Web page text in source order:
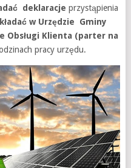
deklaracje przystąpienia
w Urzędzie Gminy
Obsługi Klienta (parter na
pracy urzędu.